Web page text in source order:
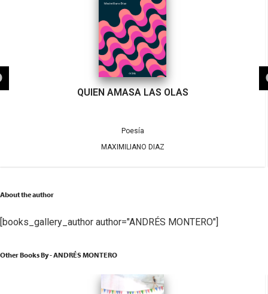
QUIEN AMASA LAS OLAS
Poesía
MAXIMILIANO DIAZ
About the author
[books_gallery_author author="ANDRÉS MONTERO"]
Other Books By - ANDRÉS MONTERO